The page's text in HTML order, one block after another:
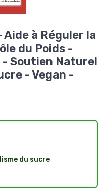
à Réguler la
du Poids -
- Soutien Naturel
- Vegan -
du sucre